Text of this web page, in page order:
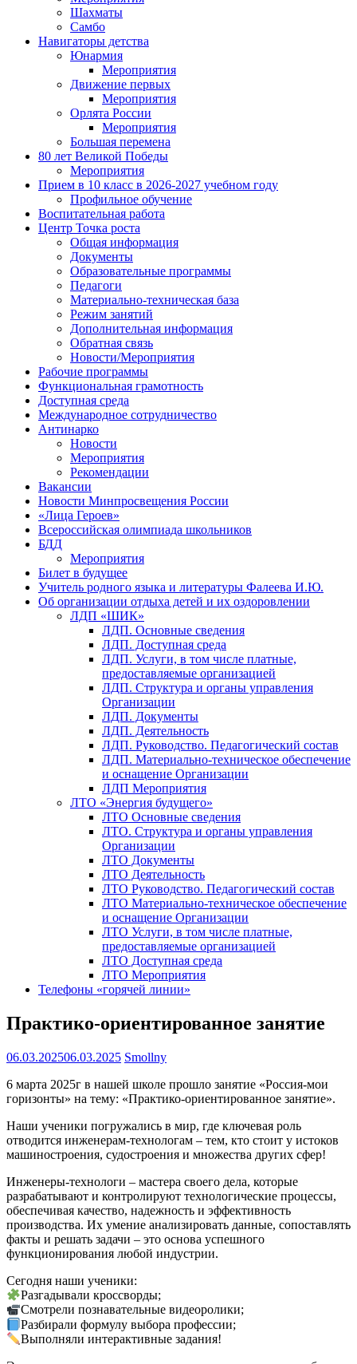
Шахматы
Самбо
Навигаторы детства
Юнармия
Мероприятия
Движение первых
Мероприятия
Орлята России
Мероприятия
Большая перемена
80 лет Великой Победы
Мероприятия
Прием в 10 класс в 2026-2027 учебном году
Профильное обучение
Воспитательная работа
Центр Точка роста
Общая информация
Документы
Образовательные программы
Педагоги
Материально-техническая база
Режим занятий
Дополнительная информация
Обратная связь
Новости/Мероприятия
Рабочие программы
Функциональная грамотность
Доступная среда
Международное сотрудничество
Антинарко
Новости
Мероприятия
Рекомендации
Вакансии
Новости Минпросвещения России
«Лица Героев»
Всероссийская олимпиада школьников
БДД
Мероприятия
Билет в будущее
Учитель родного языка и литературы Фалеева И.Ю.
Об организации отдыха детей и их оздоровлении
ЛДП «ШИК»
ЛДП. Основные сведения
ЛДП. Доступная среда
ЛДП. Услуги, в том числе платные,
предоставляемые организацией
ЛДП. Структура и органы управления
Организации
ЛДП. Документы
ЛДП. Деятельность
ЛДП. Руководство. Педагогический состав
ЛДП. Материально-техническое обеспечение
и оснащение Организации
ЛДП Мероприятия
ЛТО «Энергия будущего»
ЛТО Основные сведения
ЛТО. Структура и органы управления
Организации
ЛТО Документы
ЛТО Деятельность
ЛТО Руководство. Педагогический состав
ЛТО Материально-техническое обеспечение
и оснащение Организации
ЛТО Услуги, в том числе платные,
предоставляемые организацией
ЛТО Доступная среда
ЛТО Мероприятия
Телефоны «горячей линии»
Практико-ориентированное занятие
06.03.202506.03.2025 Smollny
6 марта 2025г в нашей школе прошло занятие «Россия-мои
горизонты» на тему: «Практико-ориентированное занятие».
Наши ученики погружались в мир, где ключевая роль
отводится инженерам-технологам – тем, кто стоит у истоков
машиностроения, судостроения и множества других сфер!
Инженеры-технологи – мастера своего дела, которые
разрабатывают и контролируют технологические процессы,
обеспечивая качество, надежность и эффективность
производства. Их умение анализировать данные, сопоставлять
факты и решать задачи – это основа успешного
функционирования любой индустрии.
Сегодня наши ученики:
Разгадывали кроссворды;
Смотрели познавательные видеоролики;
Разбирали формулу выбора профессии;
Выполняли интерактивные задания!